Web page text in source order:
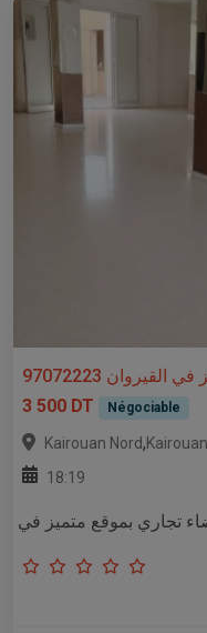
97072223
3 500 DT
Négociable
Kairouan Nord,Kairouan
18:19